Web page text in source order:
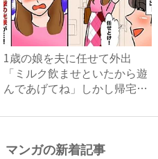
1歳の娘を夫に任せて外出
「ミルク飲ませといたから遊
んであげてね」しかし帰宅後
マンガの新着記事